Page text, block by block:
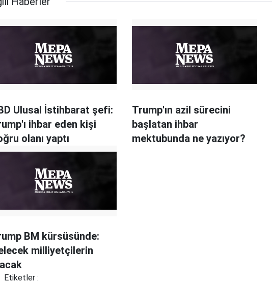
Ulusal İstihbarat şefi:
ihbar eden kişi
olanı yaptı
Trump'ın azil sürecini
başlatan ihbar
mektubunda ne yazıyor?
BM kürsüsünde:
milliyetçilerin
Etiketler :